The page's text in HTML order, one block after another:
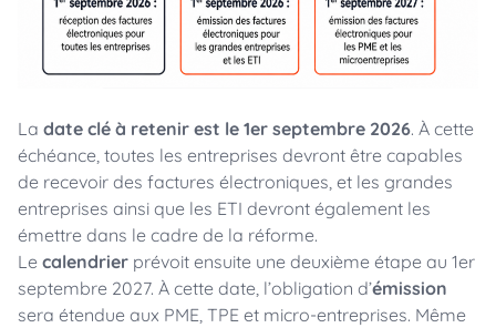
La date clé à retenir est le 1er septembre 2026. À cette
échéance, toutes les entreprises devront être capables
de recevoir des factures électroniques, et les grandes
entreprises ainsi que les ETI devront également les
émettre dans le cadre de la réforme.
Le calendrier prévoit ensuite une deuxième étape au 1er
septembre 2027. À cette date, l’obligation d’émission
sera étendue aux PME, TPE et micro-entreprises. Même